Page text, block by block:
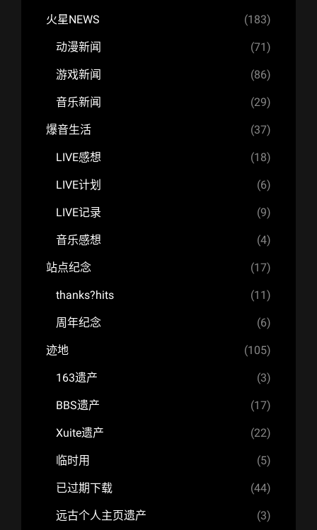
火星NEWS (183)
动漫新闻 (71)
游戏新闻 (86)
音乐新闻 (29)
爆音生活 (37)
LIVE感想 (18)
LIVE计划 (6)
LIVE记录 (9)
音乐感想 (4)
站点纪念 (17)
thanks?hits (11)
周年纪念 (6)
迹地 (105)
163遗产 (3)
BBS遗产 (17)
Xuite遗产 (22)
临时用 (5)
已过期下载 (44)
远古个人主页遗产 (3)